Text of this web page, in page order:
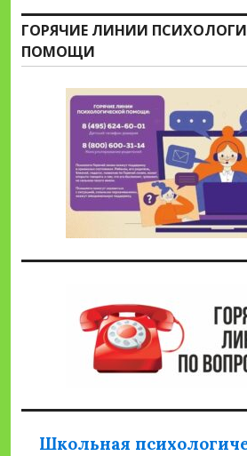
ГОРЯЧИЕ ЛИНИИ
ПОМОЩИ
Школьная